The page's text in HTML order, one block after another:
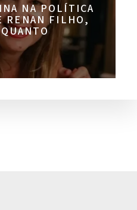
NA POLÍTICA
RENAN FILHO,